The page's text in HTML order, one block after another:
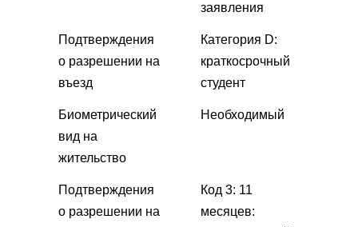
заявления
Подтверждения
о разрешении на
въезд
Категория D:
краткосрочный
студент
Биометрический
вид на
жительство
Необходимый
Подтверждения
о разрешении на
Код 3: 11
месяцев: